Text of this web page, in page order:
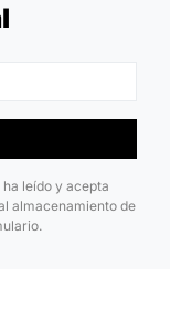
leído y acepta
almacenamiento de